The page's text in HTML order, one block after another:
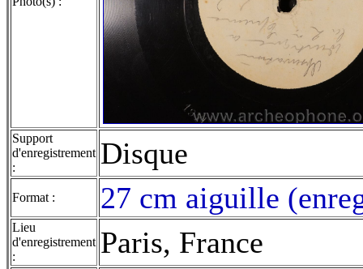
Support
d'enregistrement
:
Disque
Format : 27 cm aiguille
Lieu
d'enregistrement
:
Paris, France